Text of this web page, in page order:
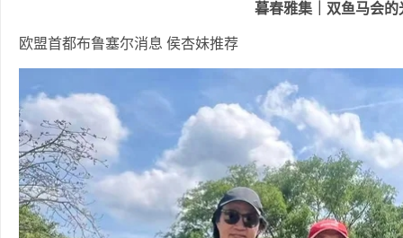
暮春雅集｜双鱼马会的
欧盟首都布鲁塞尔消息 侯杏妹推荐